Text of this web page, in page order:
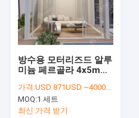
방수용 모터리즈드 알루
미늄 페르골라 4x5m
가격:USD 871USD ~4000USD or more based on the sizes
MOQ:1 세트
최신 가격 받기